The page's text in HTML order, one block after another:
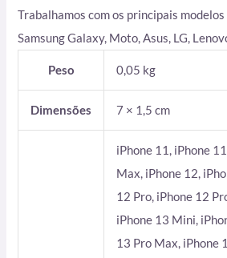
Trabalhamos com os principais
Samsung Galaxy, Moto, Asus, LG,
Peso 0,05 kg
Dimensões 7 × 1,5 cm
iPhone 11, iPhone
Max, iPhone 12,
12 Pro, iPhone 12
iPhone 13 Mini,
13 Pro Max, iPhone